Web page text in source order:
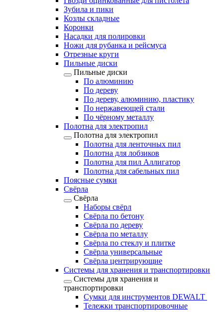
Зубила и пики
Козлы складные
Коронки
Насадки для полировки
Ножи для рубанка и рейсмуса
Отрезные круги
Пильные диски
Пильные диски
По алюминию
По дереву
По дереву, алюминию, пластику
По нержавеющей стали
По чёрному металлу
Полотна для электропил
Полотна для электропил
Полотна для ленточных пил
Полотна для лобзиков
Полотна для пил Аллигатор
Полотна для сабельных пил
Поясные сумки
Свёрла
Свёрла
Наборы свёрл
Свёрла по бетону
Свёрла по дереву
Свёрла по металлу
Свёрла по стеклу и плитке
Свёрла универсальные
Свёрла центрирующие
Системы для хранения и транспортировки
Системы для хранения и
транспортировки
Сумки для инструментов DEWALT
Тележки транспортировочные